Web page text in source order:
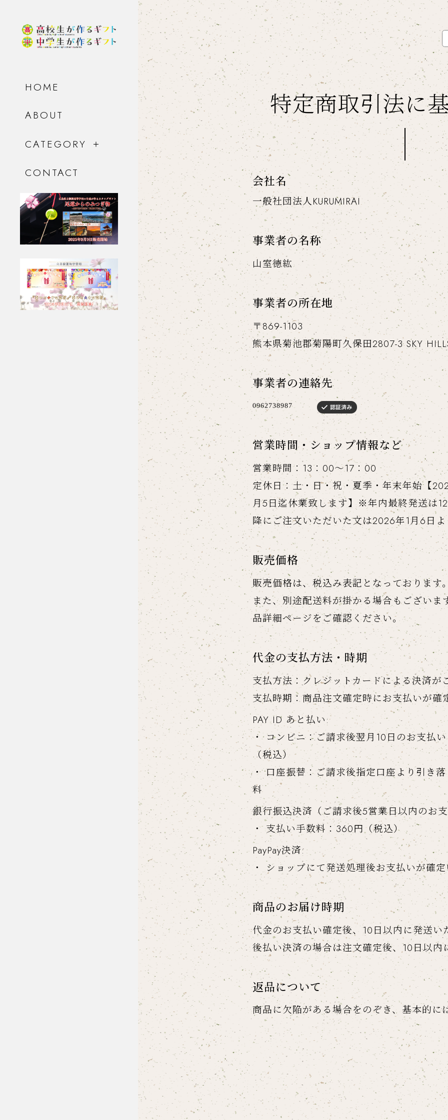
HOME
ABOUT
CATEGORY
CONTACT
特定商取引法に
会社名
一般社団法人KURUMIRAI
事業者の名称
山室徳紘
事業者の所在地
〒869-1103
熊本県菊池郡菊陽町久保田2807-3 SKY
事業者の連絡先
営業時間・ショップ情報など
営業時間：13：00～17：00
定休日：土・日・祝・夏季・年末年始【
月5日迄休業致します】※年内最終発送は
降にご注文いただいた文は2026年1月6日
販売価格
販売価格は、税込み表記となっております
また、別途配送料が掛かる場合もございま
品詳細ページをご確認ください。
代金の支払方法・時期
支払方法：クレジットカードによる決済が
支払時期：商品注文確定時にお支払いが確
PAY ID あと払い:
・ コンビニ：ご請求後翌月10日のお支払
（税込）
・ 口座振替：ご請求後指定口座より引き
料
銀行振込決済（ご請求後5営業日以内のお
・ 支払い手数料：360円（税込）
PayPay決済:
・ ショップにて発送処理後お支払いが確
商品のお届け時期
代金のお支払い確定後、10日以内に発送い
後払い決済の場合は注文確定後、10日以内
返品について
商品に欠陥がある場合をのぞき、基本的に